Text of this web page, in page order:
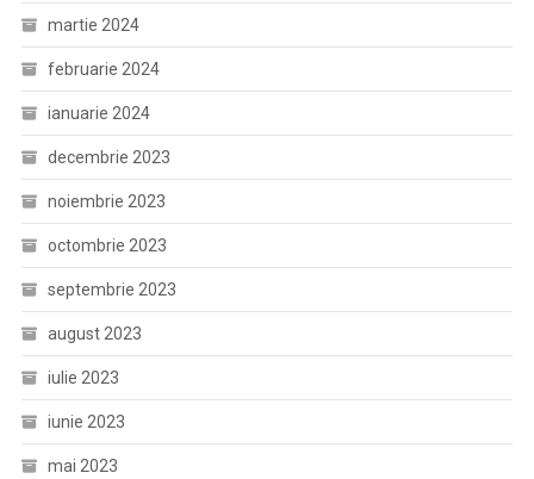
martie 2024
februarie 2024
ianuarie 2024
decembrie 2023
noiembrie 2023
octombrie 2023
septembrie 2023
august 2023
iulie 2023
iunie 2023
mai 2023